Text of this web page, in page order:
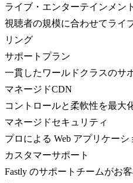
ライブ・エンターテインメン
視聴者の規模に合わせてライ
リング
サポートプラン
一貫したワールドクラスのサ
マネージドCDN
コントロールと柔軟性を最大
マネージドセキュリティ
プロによる Web アプリケーシ
カスタマーサポート
Fastly のサポートチームがお